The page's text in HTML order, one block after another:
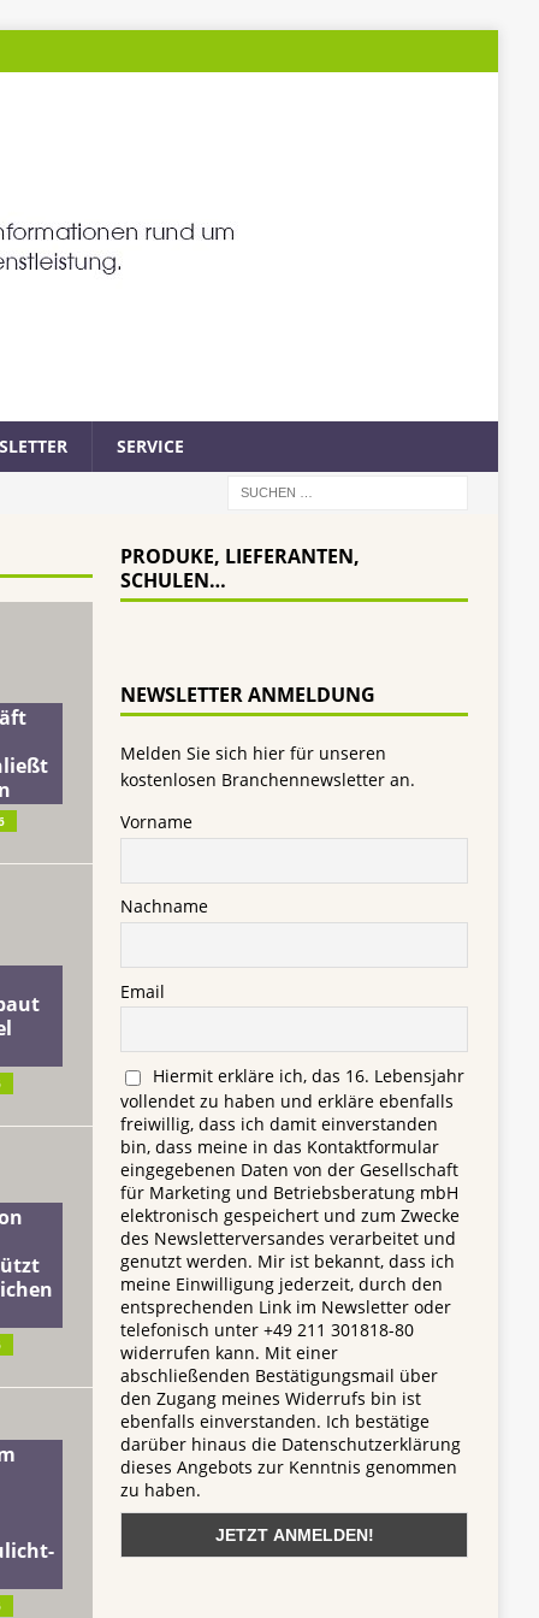
SERVICE
PRODUKE, LIEFERANTEN,
SCHULEN…
NEWSLETTER ANMELDUNG
Melden Sie sich hier für unseren
kostenlosen Branchennewsletter an.
Vorname
Nachname
Email
Hiermit erkläre ich, das 16. Lebensjahr
vollendet zu haben und erkläre ebenfalls
freiwillig, dass ich damit einverstanden
bin, dass meine in das Kontaktformular
eingegebenen Daten von der Gesellschaft
für Marketing und Betriebsberatung mbH
elektronisch gespeichert und zum Zwecke
des Newsletterversandes verarbeitet und
genutzt werden. Mir ist bekannt, dass ich
meine Einwilligung jederzeit, durch den
entsprechenden Link im Newsletter oder
telefonisch unter +49 211 301818-80
widerrufen kann. Mit einer
abschließenden Bestätigungsmail über
den Zugang meines Widerrufs bin ist
ebenfalls einverstanden. Ich bestätige
darüber hinaus die Datenschutzerklärung
dieses Angebots zur Kenntnis genommen
zu haben.